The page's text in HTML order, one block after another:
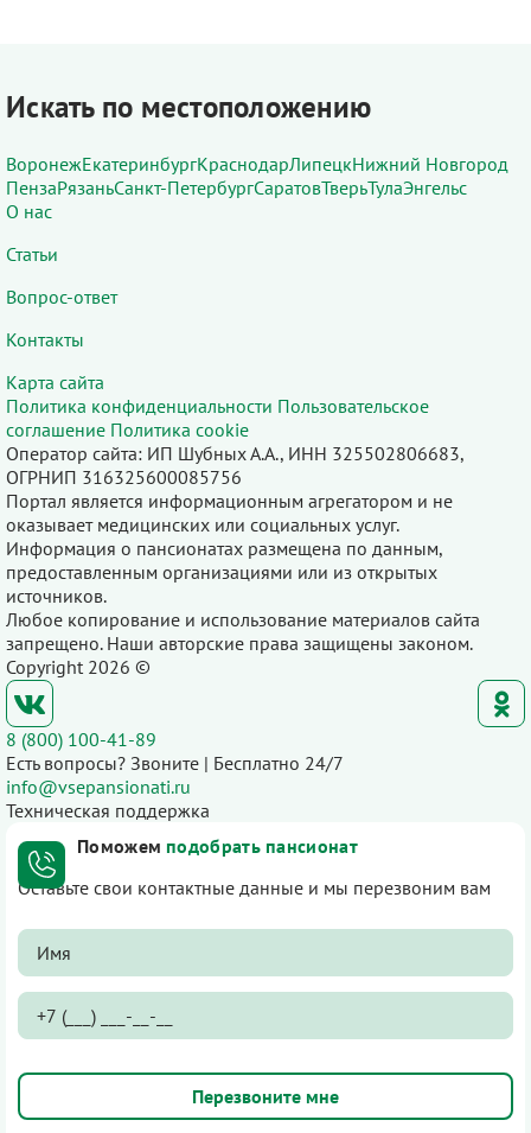
Искать по местоположению
ВоронежЕкатеринбургКраснодарЛипецкНижний Новгород
ПензаРязаньСанкт-ПетербургСаратовТверьТулаЭнгельс
О нас
Статьи
Вопрос-ответ
Контакты
Карта сайта
Политика конфиденциальности Пользовательское
соглашение Политика cookie
Оператор сайта: ИП Шубных А.А., ИНН 325502806683,
ОГРНИП 316325600085756
Портал является информационным агрегатором и не
оказывает медицинских или социальных услуг.
Информация о пансионатах размещена по данным,
предоставленным организациями или из открытых
источников.
Любое копирование и использование материалов сайта
запрещено. Наши авторские права защищены законом.
Copyright 2026 ©
8 (800) 100-41-89
Есть вопросы? Звоните | Бесплатно 24/7
info@vsepansionati.ru
Техническая поддержка
Поможем подобрать пансионат
Оставьте свои контактные данные и мы перезвоним вам